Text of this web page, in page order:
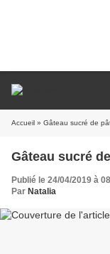
Accueil » Gâteau sucré de
Gâteau sucré
Publié le 24/04/2019 à
Par Natalia